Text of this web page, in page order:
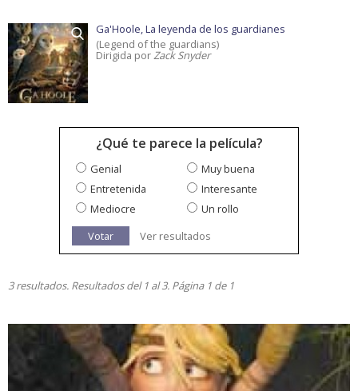
Ga'Hoole, La leyenda de los guardianes
(Legend of the guardians)
Dirigida porZack Snyder
¿Qué te parece la película?
Genial
Muy buena
Entretenida
Interesante
Mediocre
Un rollo
Votar
Ver resultados
3 resultados. Resultados del 1 al 3. Página 1 de 1